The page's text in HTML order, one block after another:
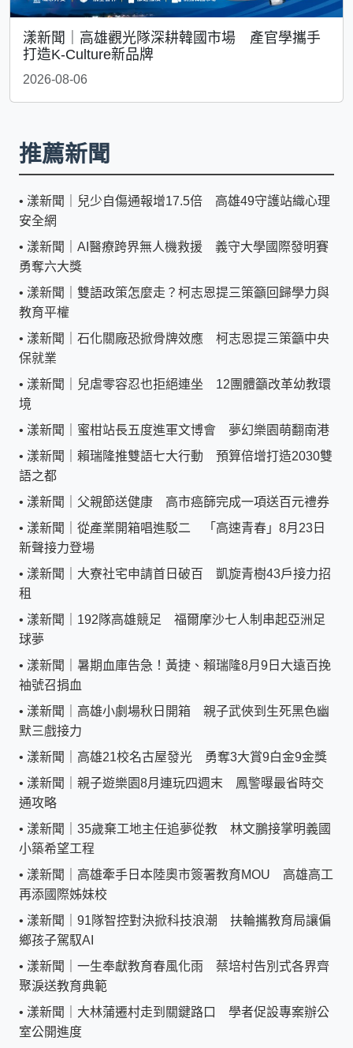
漾新聞｜高雄觀光隊深耕韓國市場 產官學攜手
打造K-Culture新品牌
2026-08-06
推薦新聞
• 漾新聞｜兒少自傷通報增17.5倍 高雄49守護站織心理
安全網
• 漾新聞｜AI醫療跨界無人機救援 義守大學國際發明賽
勇奪六大獎
• 漾新聞｜雙語政策怎麼走？柯志恩提三策籲回歸學力與
教育平權
• 漾新聞｜石化關廠恐掀骨牌效應 柯志恩提三策籲中央
保就業
• 漾新聞｜兒虐零容忍也拒絕連坐 12團體籲改革幼教環
境
• 漾新聞｜蜜柑站長五度進軍文博會 夢幻樂園萌翻南港
• 漾新聞｜賴瑞隆推雙語七大行動 預算倍增打造2030雙
語之都
• 漾新聞｜父親節送健康 高市癌篩完成一項送百元禮券
• 漾新聞｜從產業開箱唱進駁二 「高速青春」8月23日
新聲接力登場
• 漾新聞｜大寮社宅申請首日破百 凱旋青樹43戶接力招
租
• 漾新聞｜192隊高雄競足 福爾摩沙七人制串起亞洲足
球夢
• 漾新聞｜暑期血庫告急！黃捷、賴瑞隆8月9日大遠百挽
袖號召捐血
• 漾新聞｜高雄小劇場秋日開箱 親子武俠到生死黑色幽
默三戲接力
• 漾新聞｜高雄21校名古屋發光 勇奪3大賞9白金9金獎
• 漾新聞｜親子遊樂園8月連玩四週末 鳳警曝最省時交
通攻略
• 漾新聞｜35歲棄工地主任追夢從教 林文鵬接掌明義國
小築希望工程
• 漾新聞｜高雄牽手日本陸奧市簽署教育MOU 高雄高工
再添國際姊妹校
• 漾新聞｜91隊智控對決掀科技浪潮 扶輪攜教育局讓偏
鄉孩子駕馭AI
• 漾新聞｜一生奉獻教育春風化雨 蔡培村告別式各界齊
聚淚送教育典範
• 漾新聞｜大林蒲遷村走到關鍵路口 學者促設專案辦公
室公開進度